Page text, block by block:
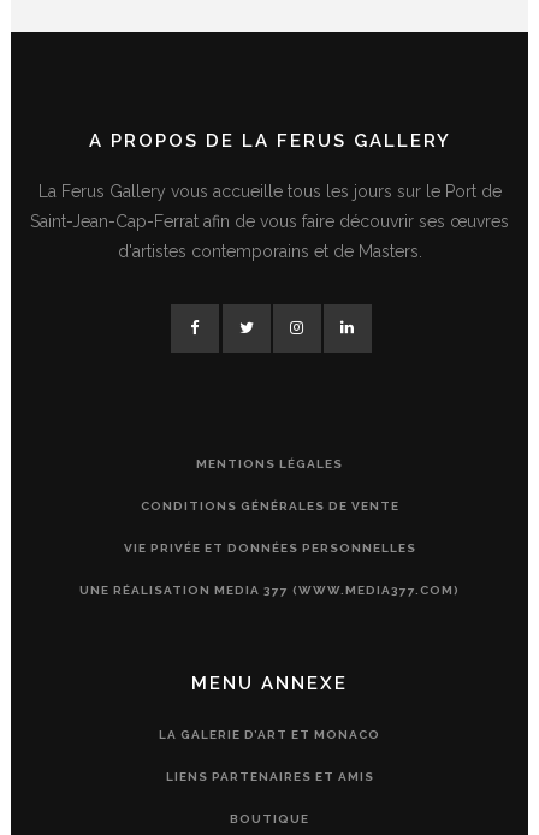
A PROPOS DE LA FERUS GALLERY
La Ferus Gallery vous accueille tous les jours sur le Port de
Saint-Jean-Cap-Ferrat afin de vous faire découvrir ses œuvres
d'artistes contemporains et de Masters.
MENTIONS LÉGALES
CONDITIONS GÉNÉRALES DE VENTE
VIE PRIVÉE ET DONNÉES PERSONNELLES
UNE RÉALISATION MEDIA 377 (WWW.MEDIA377.COM)
MENU ANNEXE
LA GALERIE D’ART ET MONACO
LIENS PARTENAIRES ET AMIS
BOUTIQUE